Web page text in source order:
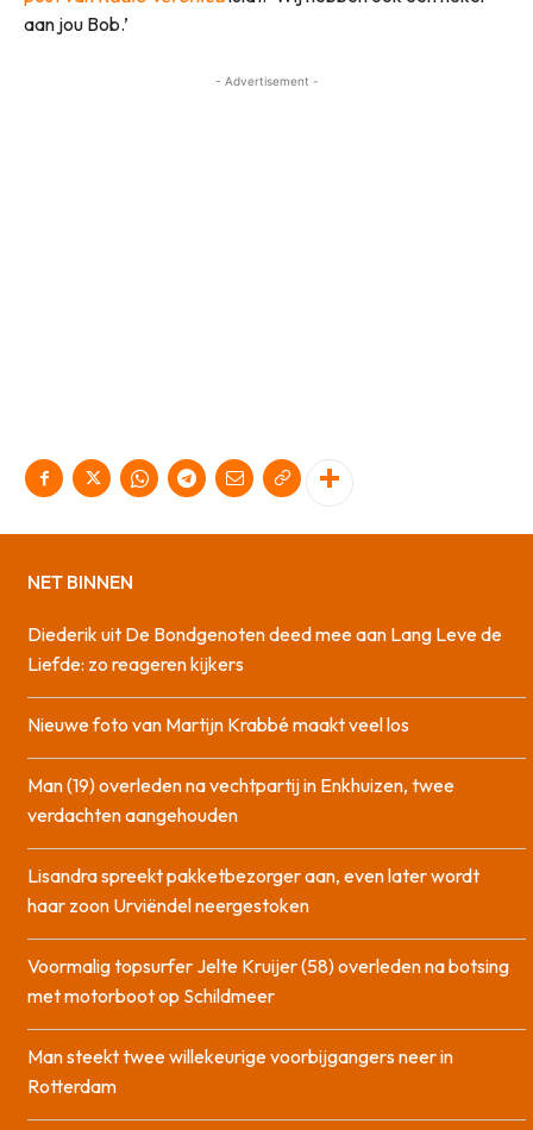
aan jou Bob.’
- Advertisement -
NET BINNEN
Diederik uit De Bondgenoten deed mee aan Lang Leve de
Liefde: zo reageren kijkers
Nieuwe foto van Martijn Krabbé maakt veel los
Man (19) overleden na vechtpartij in Enkhuizen, twee
verdachten aangehouden
Lisandra spreekt pakketbezorger aan, even later wordt
haar zoon Urviëndel neergestoken
Voormalig topsurfer Jelte Kruijer (58) overleden na botsing
met motorboot op Schildmeer
Man steekt twee willekeurige voorbijgangers neer in
Rotterdam